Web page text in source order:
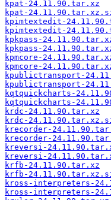
kpat-24.11.90.tar.xz
kpat-
kpimtextedit-
kpimtextedit-
kpkpass-
kpkpass-
kpmcore-
kpmcore-
kpublictransport-
kpublictransport-
kqtquickcharts-
kqtquickcharts-
krdc-24.11.90.tar.xz
krdc-
krecorder-
krecorder-
kreversi-
kreversi-
krfb-24.11.90.tar.xz
krfb-
kross-interpreters-
kross-interpreters-